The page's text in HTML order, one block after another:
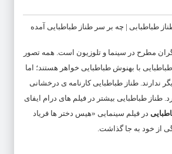
مطرح در سینما و تلوزیون است. همه تصور
با بهنوش طباطبایی خواهر هستند؛ اما
ندارند. طناز طباطباییکارنامه ی درخشانی
طناز طباطبایی بیشتر در فیلم های درام ایفای
در فیلم سینمایی «هیس دختر ها فریاد
از خود به جا گذاشت.